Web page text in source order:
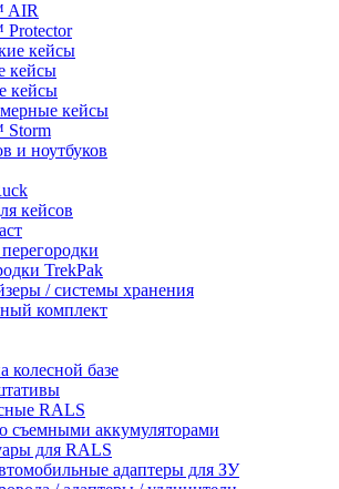
AIR
кейсы
кейсы
кейсы
кейсы
и ноутбуков
кейсов
TrekPak
/ системы хранения
комплект
колесной базе
RALS
съемными аккумуляторами
для RALS
адаптеры для ЗУ